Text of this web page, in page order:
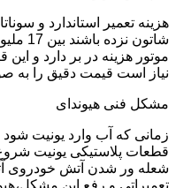
هزینه تعمیر استاندارد و
موتور هزینه در بر دارد و
نیاز است قیمت دقیق را به
مشکل فنی هیوندای
زمانی که آب وارد یونیت شود
قطعات پلاستیکی یونیت
شعله ور شدن آتش خودروی
تعمیراتی و رفع این